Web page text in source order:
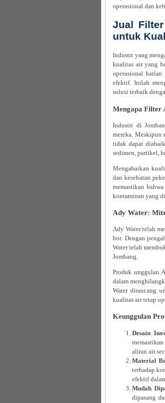
operasional dan
Jual
untuk
Industri yang
kualitas air yang
operasional
efektif. Inilah
solusi terbaik
Mengapa Filter
Industri di
mereka. Meskipun
tidak dapat
sedimen, partikel,
Mengabaikan
dan kesehatan
memastikan
kontaminan yang
Ady Water:
Ady Water telah
bor. Dengan
Water telah
Jombang.
Produk unggulan
dalam
Water dirancang
kualitas air tetap
Keunggulan
Desain
aliran air
Material
terhadap
efektif
Mudah
dipasang